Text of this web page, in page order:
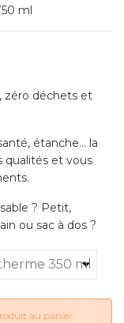
ml
zéro déchets et
étanche... la
qualités et vous
? Petit,
ou sac à dos ?
au panier.